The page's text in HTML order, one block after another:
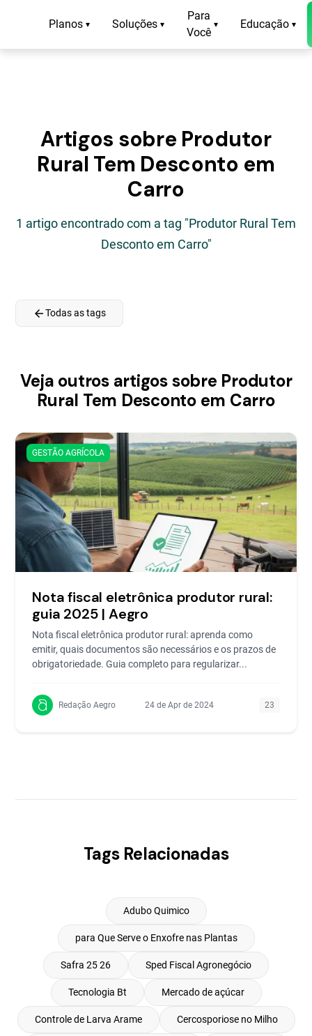
Planos ▾ Soluções ▾
Para
Você
▾ Educação ▾
Artigos sobre Produtor
Rural Tem Desconto em
Carro
1 artigo encontrado com a tag "Produtor Rural Tem
Desconto em Carro"
arrow_backTodas as tags
Veja outros artigos sobre Produtor
Rural Tem Desconto em Carro
GESTÃO AGRÍCOLA
Nota fiscal eletrônica produtor rural:
guia 2025 | Aegro
Nota fiscal eletrônica produtor rural: aprenda como
emitir, quais documentos são necessários e os prazos de
obrigatoriedade. Guia completo para regularizar...
Redação Aegro 24 de Apr de 2024 23
Tags Relacionadas
Adubo Quimico
para Que Serve o Enxofre nas Plantas
Safra 25 26 Sped Fiscal Agronegócio
Tecnologia Bt Mercado de açúcar
Controle de Larva Arame Cercosporiose no Milho